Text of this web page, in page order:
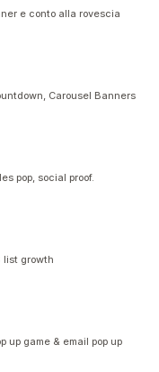
e conto alla rovescia
Carousel Banners
pop, social proof.
list growth
up game & email pop up